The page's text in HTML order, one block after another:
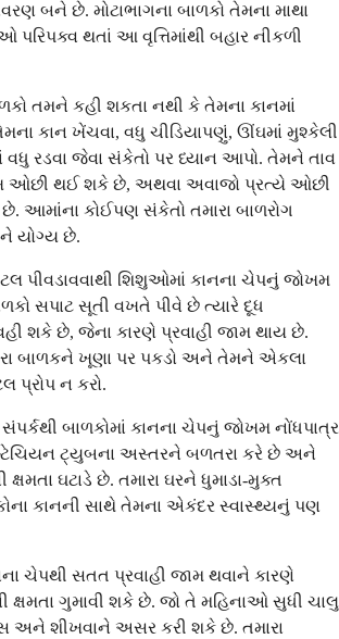
બને છે. મોટાભાગના બાળકો તેમના માથા
થતાં આ વૃત્તિમાંથી બહાર નીકળી
તમને કહી શકતા નથી કે તેમના કાનમાં
કાન ખેંચવા, વધુ ચીડિયાપણું, ઊંઘમાં મુશ્કેલી
વધુ રડવા જેવા સંકેતો પર ધ્યાન આપો. તેમને તાવ
થઈ શકે છે, અથવા અવાજો પ્રત્યે ઓછી
છે. આમાંના કોઈપણ સંકેતો તમારા બાળરોગ
યોગ્ય છે.
પીવડાવવાથી શિશુઓમાં કાનના ચેપનું જોખમ
સપાટ સૂતી વખતે પીવે છે ત્યારે દૂધ
શકે છે, જેના કારણે પ્રવાહી જામ થાય છે.
બાળકને ખૂણા પર પકડો અને તેમને એકલા
પ્રોપ ન કરો.
બાળકોમાં કાનના ચેપનું જોખમ નોંધપાત્ર
ટ્યુબના અસ્તરને બળતરા કરે છે અને
ઘટાડે છે. તમારા ઘરને ધુમાડા-મુક્ત
કાનની સાથે તેમના એકંદર સ્વાસ્થ્યનું પણ
ચેપથી સતત પ્રવાહી જામ થવાને કારણે
ક્ષમતા ગુમાવી શકે છે. જો તે મહિનાઓ સુધી ચાલુ
અને શીખવાને અસર કરી શકે છે. તમારા